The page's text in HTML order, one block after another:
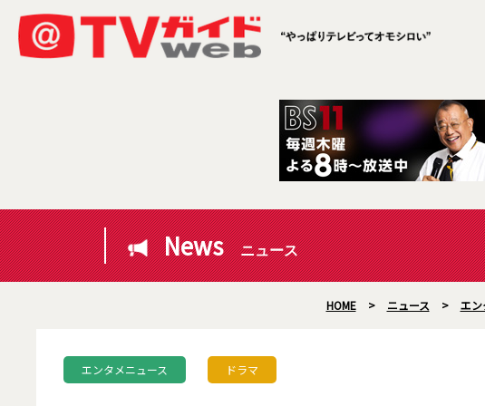
News ニュース
HOME > ニュース > エン
エンタメニュース ドラマ